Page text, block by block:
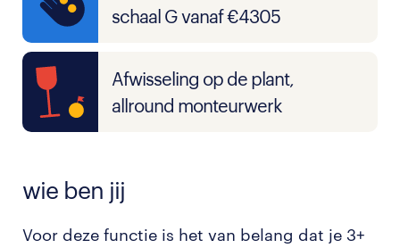
schaal G vanaf €4305
Afwisseling op de plant,
allround monteurwerk
wie ben jij
Voor deze functie is het van belang dat je 3+